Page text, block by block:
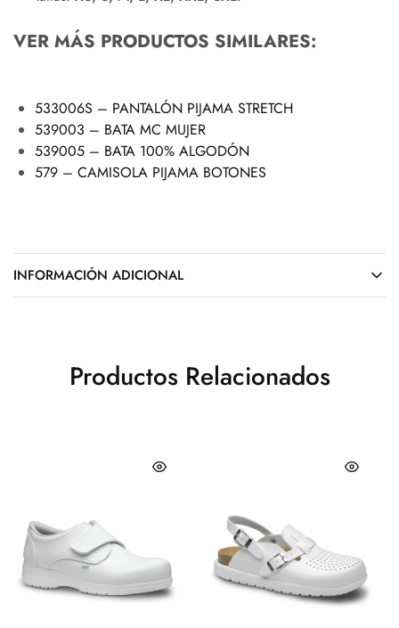
VER MÁS PRODUCTOS SIMILARES:
533006S – PANTALÓN PIJAMA STRETCH
539003 – BATA MC MUJER
539005 – BATA 100% ALGODÓN
579 – CAMISOLA PIJAMA BOTONES
INFORMACIÓN ADICIONAL
Productos Relacionados